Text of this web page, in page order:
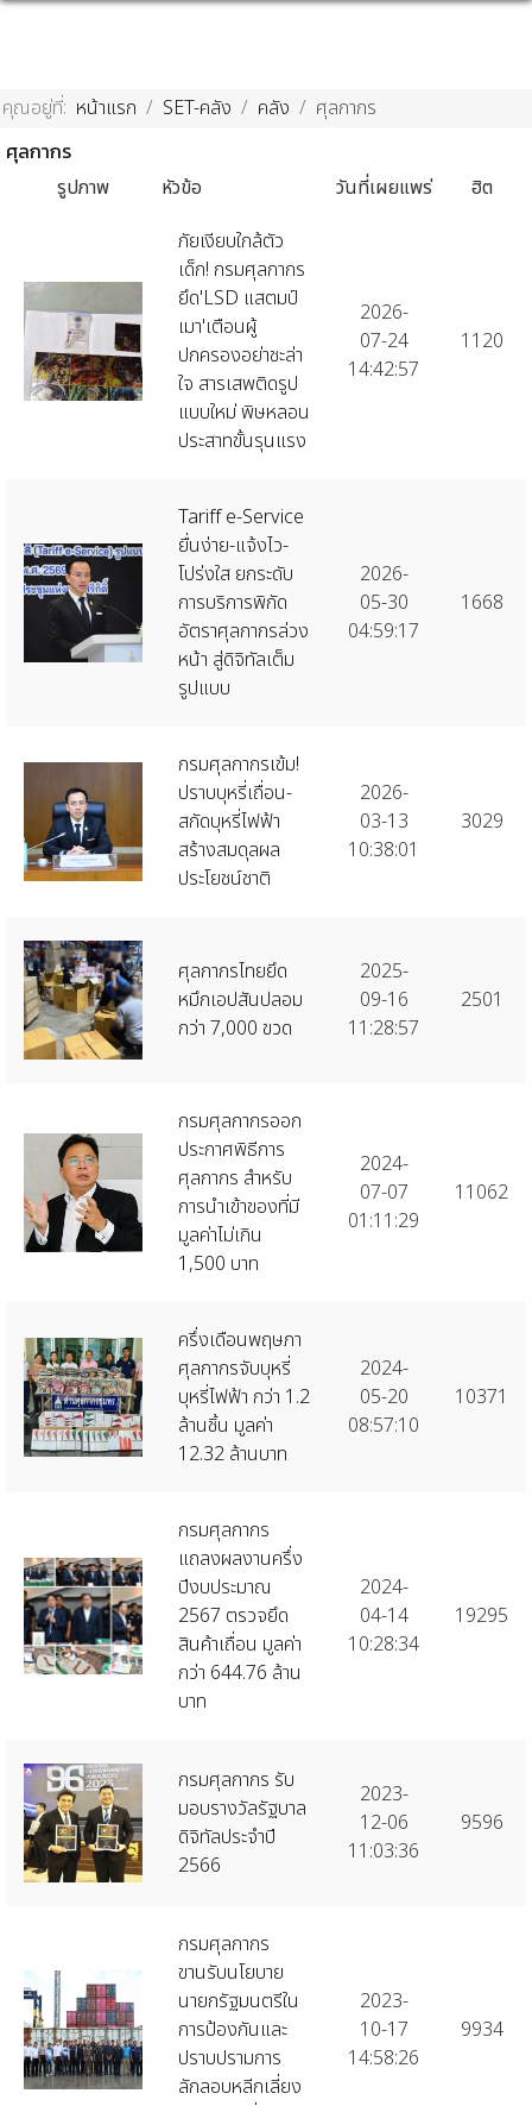
คุณอยู่ที่: หน้าแรก SET-คลัง คลัง
ศุลกากร
ศุลกากร
รูปภาพ
หัวข้อ วันที่เผยแพร่
ฮิต
ภัยเงียบใกล้ตัว
เด็ก! กรมศุลกากร
ยึด'LSD แสตมป์
เมา'เตือนผู้
ปกครองอย่าชะล่า
ใจ สารเสพติดรูป
แบบใหม่ พิษหลอน
ประสาทขั้นรุนแรง
2026-
07-24
14:42:57
1120
Tariff e-Service
ยื่นง่าย-แจ้งไว-
โปร่งใส ยกระดับ
การบริการพิกัด
อัตราศุลกากรล่วง
หน้า สู่ดิจิทัลเต็ม
รูปแบบ
2026-
05-30
04:59:17
1668
กรมศุลกากรเข้ม!
ปราบบุหรี่เถื่อน-
สกัดบุหรี่ไฟฟ้า
สร้างสมดุลผล
ประโยชน์ชาติ
2026-
03-13
10:38:01
3029
ศุลกากรไทยยึด
หมึกเอปสันปลอม
กว่า 7,000 ขวด
2025-
09-16
11:28:57
2501
กรมศุลกากรออก
ประกาศพิธีการ
ศุลกากร สำหรับ
การนำเข้าของที่มี
มูลค่าไม่เกิน
1,500 บาท
2024-
07-07
01:11:29
11062
ครึ่งเดือนพฤษภา
ศุลกากรจับบุหรี่
บุหรี่ไฟฟ้า กว่า 1.2
ล้านชิ้น มูลค่า
12.32 ล้านบาท
2024-
05-20
08:57:10
10371
กรมศุลกากร
แถลงผลงานครึ่ง
ปีงบประมาณ
2567 ตรวจยึด
สินค้าเถื่อน มูลค่า
กว่า 644.76 ล้าน
บาท
2024-
04-14
10:28:34
19295
กรมศุลกากร รับ
มอบรางวัลรัฐบาล
ดิจิทัลประจำปี
2566
2023-
12-06
11:03:36
9596
กรมศุลกากร
ขานรับนโยบาย
นายกรัฐมนตรีใน
การป้องกันและ
ปราบปรามการ
ลักลอบหลีกเลี่ยง
2023-
10-17
14:58:26
9934